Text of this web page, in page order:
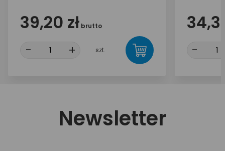
39,20 zł brutto
- + szt. -
Newsletter